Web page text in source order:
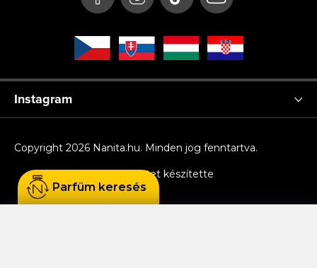
Instagram
Shoptet készítette
Copyright 2026 Nanita.hu. Minden jog fenntartva.
Parfüm keresés